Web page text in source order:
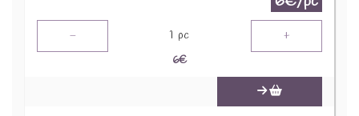
- 1 pc +
6€